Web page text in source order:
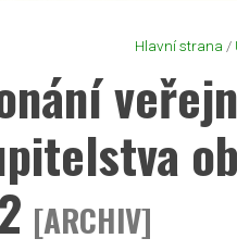
Hlavní strana /
[ARCHIV]